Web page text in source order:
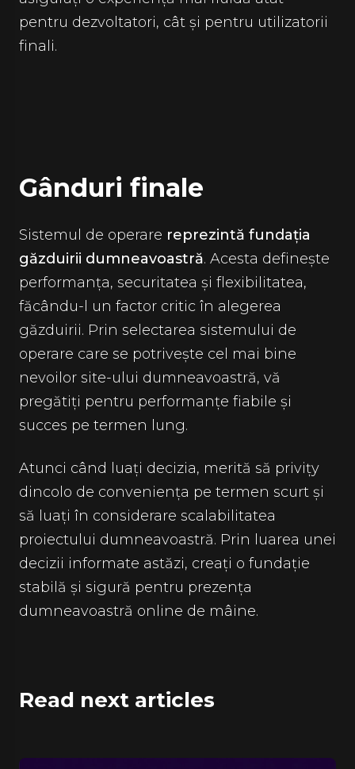
pentru dezvoltatori, cât și pentru utilizatorii
finali.
Gânduri finale
Sistemul de operare reprezintă fundația
găzduirii dumneavoastră. Acesta definește
performanța, securitatea și flexibilitatea,
făcându-l un factor critic în alegerea
găzduirii. Prin selectarea sistemului de
operare care se potrivește cel mai bine
nevoilor site-ului dumneavoastră, vă
pregătiți pentru performanțe fiabile și
succes pe termen lung.
Atunci când luați decizia, merită să privițy
dincolo de conveniența pe termen scurt și
să luați în considerare scalabilitatea
proiectului dumneavoastră. Prin luarea unei
decizii informate astăzi, creați o fundație
stabilă și sigură pentru prezența
dumneavoastră online de mâine.
Read next articles